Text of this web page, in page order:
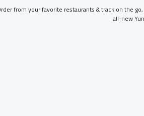
from your favorite restaurants & track on the
all-new